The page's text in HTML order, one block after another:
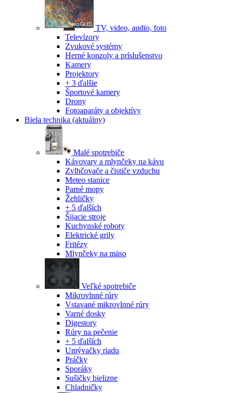
TV, video, audio, foto
Televízory
Zvukové systémy
Herné konzoly a príslušenstvo
Kamery
Projektory
+ 3 ďalšie
Športové kamery
Drony
Fotoaparáty a objektívy
Biela technika (aktuálny)
Malé spotrebiče
Kávovary a mlynčeky na kávu
Zvlhčovače a čističe vzduchu
Meteo stanice
Parné mopy
Žehličky
+ 5 ďalších
Šijacie stroje
Kuchynské roboty
Elektrické grily
Fritézy
Mlynčeky na mäso
Veľké spotrebiče
Mikrovlnné rúry
Vstavané mikrovlnné rúry
Varné dosky
Digestory
Rúry na pečenie
+ 5 ďalších
Umývačky riadu
Práčky
Sporáky
Sušičky bielizne
Chladničky